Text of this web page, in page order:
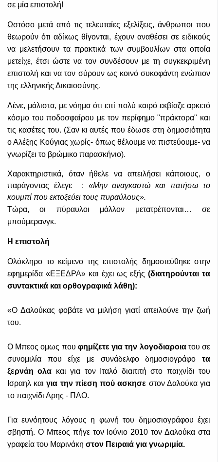
σε μία επιστολή!
Ωστόσο μετά από τις τελευταίες εξελίξεις, άνθρωποι που
θεωρούν ότι αδίκως θίγονται, έχουν αναθέσει σε ειδικούς
να μελετήσουν τα πρακτικά των συμβουλίων στα οποία
μετείχε, έτσι ώστε να τον συνδέσουν με τη συγκεκριμένη
επιστολή και να τον σύρουν ως κοινό συκοφάντη ενώπιον
της ελληνικής Δικαιοσύνης.
Λένε, μάλιστα, με νόημα ότι επί πολύ καιρό εκβίαζε αρκετό
κόσμο του ποδοσφαίρου με τον περίφημο "πράκτορα" και
τις κασέτες του. (Σαν κι αυτές που έδωσε στη δημοσιότητα
ο Αλέξης Κούγιας χωρίς- όπως θέλουμε να πιστεύουμε- να
γνωρίζει το βρώμικο παρασκήνιο).
Χαρακτηριστικά, όταν ήθελε να απειλήσει κάποιους, ο
παράγοντας έλεγε : «Μην αναγκαστώ και πατήσω το
κουμπί που εκτοξεύει τους πυραύλους».
Τώρα, οι πύραυλοι μάλλον μετατρέπονται… σε
μπούμερανγκ.
Η επιστολή
Ολόκληρο το κείμενο της επιστολής δημοσιεύθηκε στην
εφημερίδα «ΕΞΕΔΡΑ» και έχει ως εξής(διατηρούνται τα
συντακτικά και ορθογραφικά λάθη):
«Ο Δαλούκας φοβάτε να μιλήση γιατί απειλούνε την ζωή
του.
Ο Μπεος ομως που φημίζετε για την λογοδιαροιατου σε
συνομιλία που είχε με συνάδελφο δημοσιογράφο τα
ξερνάη ολα και για τον Ιταλό διαιτιτή στο παιχνίδι του
Ισραηλ καιγια την πίεση πού ασκησε στον Δαλούκα για
το παιχνίδι Αρης - ΠΑΟ.
Για ευνόητους λόγους η φωνή του δημοσιογράφου έχει
σβηστή. Ο Μπεος πήγε τον Ιούνιο 2010 τον Δαλούκα στα
γραφεία του Μαρινάκη στον Πειραιά για γνωριμία.